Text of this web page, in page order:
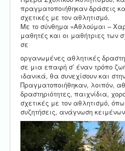
πραγματοποιήθηκαν δράσεις
σχετικές με τον αθλητισμό.
Με το σύνθημα «Αθλούμαι –
μαθητές και οι μαθήτριες των
σε
οργανωμένες αθλητικές
σε μια επαφή σ’ έναν τρόπο
ιδανικά, θα συνεχίσουν και
Πραγματοποιήθηκαν, λοιπόν,
δραστηριότητες, παιχνίδια,
σχετικές με τον αθλητισμό,
συζητήσεις, ανάγνωση